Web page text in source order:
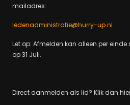
mailadres:
ledenadministratie@hurry-up.nl
Let op: Afmelden kan alleen per
op 31 Juli.
Direct aanmelden als lid? Klik dan